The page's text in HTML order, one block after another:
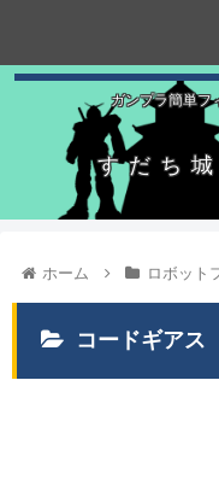
ガンプラ簡単
すだち
ホーム ロボット
コードギアス